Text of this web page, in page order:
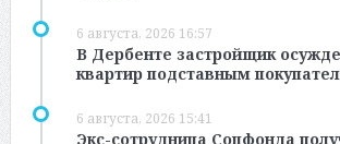
6 августа, 2026 16:57
В Дербенте застройщик
квартир подставным
6 августа, 2026 15:41
Экс-сотрудница Соцфонда